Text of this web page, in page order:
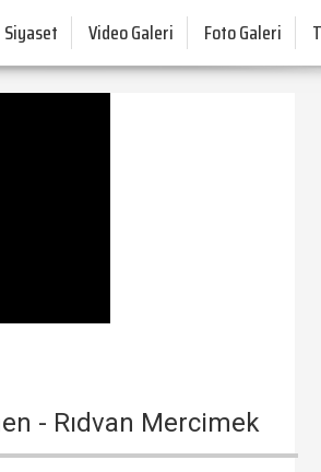
Siyaset Video Galeri Foto Galeri
- Rıdvan Mercimek